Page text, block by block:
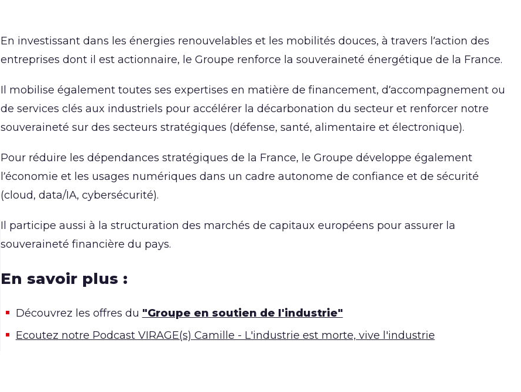
En investissant dans les énergies renouvelables et les mobilités douces, à travers l’action des
entreprises dont il est actionnaire, le Groupe renforce la souveraineté énergétique de la France.
Il mobilise également toutes ses expertises en matière de financement, d’accompagnement ou
de services clés aux industriels pour accélérer la décarbonation du secteur et renforcer notre
souveraineté sur des secteurs stratégiques (défense, santé, alimentaire et électronique).
Pour réduire les dépendances stratégiques de la France, le Groupe développe également
l’économie et les usages numériques dans un cadre autonome de confiance et de sécurité
(cloud, data/IA, cybersécurité).
Il participe aussi à la structuration des marchés de capitaux européens pour assurer la
souveraineté financière du pays.
En savoir plus :
Découvrez les offres du "Groupe en soutien de l'industrie"
Ecoutez notre Podcast VIRAGE(s) Camille - L'industrie est morte, vive l'industrie